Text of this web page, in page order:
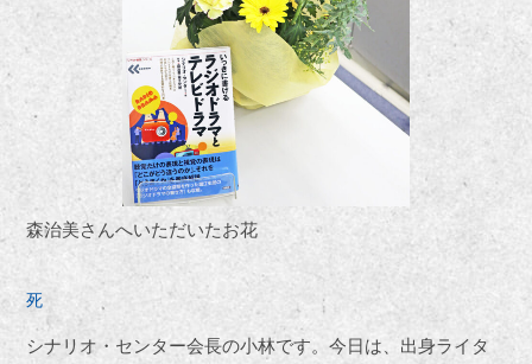
森治美さんへいただいたお花
死
シナリオ・センター会長の小林です。今日は、出身ライタ